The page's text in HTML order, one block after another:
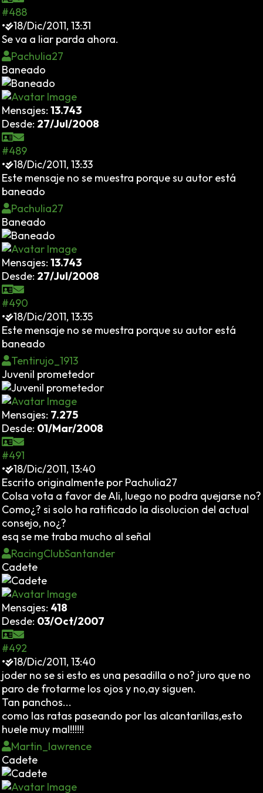
#488
•
18/Dic/2011, 13:31
Se va a liar parda ahora.
Pachulia27
Baneado
Mensajes: 13.743
Desde: 27/Jul/2008
#489
•
18/Dic/2011, 13:33
Este mensaje no se muestra porque su autor está
baneado
Pachulia27
Baneado
Mensajes: 13.743
Desde: 27/Jul/2008
#490
•
18/Dic/2011, 13:35
Este mensaje no se muestra porque su autor está
baneado
Tentirujo_1913
Juvenil prometedor
Mensajes: 7.275
Desde: 01/Mar/2008
#491
•
18/Dic/2011, 13:40
Escrito originalmente por Pachulia27
Colsa vota a favor de Ali, luego no podra quejarse no?
Como¿? si solo ha ratificado la disolucion del actual
consejo, no¿?
esq se me traba mucho al señal
RacingClubSantander
Cadete
Mensajes: 418
Desde: 03/Oct/2007
#492
•
18/Dic/2011, 13:40
joder no se si esto es una pesadilla o no? juro que no
paro de frotarme los ojos y no,ay siguen.
Tan panchos...
como las ratas paseando por las alcantarillas,esto
huele muy mal!!!!!!
Martin_lawrence
Cadete